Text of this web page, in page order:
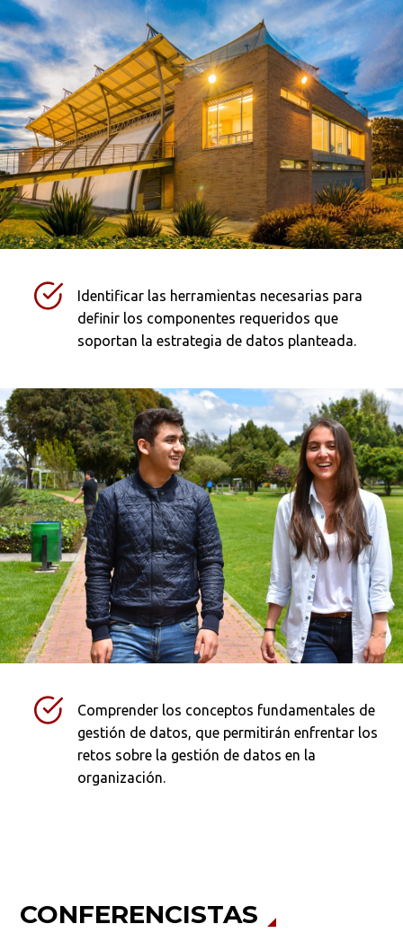
Identificar las herramientas necesarias para
definir los componentes requeridos que
soportan la estrategia de datos planteada.
Comprender los conceptos fundamentales de
gestión de datos, que permitirán enfrentar los
retos sobre la gestión de datos en la
organización.
CONFERENCISTAS